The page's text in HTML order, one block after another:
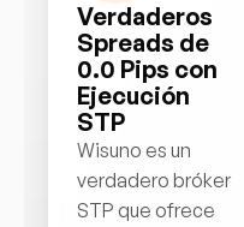
Verdaderos
Spreads de
0.0 Pips con
Ejecución
STP
Wisuno es un
verdadero bróker
STP que ofrece